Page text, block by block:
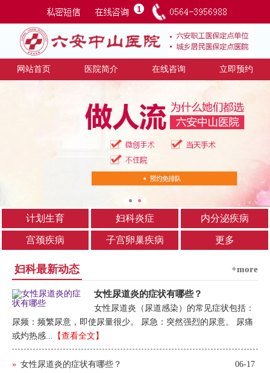
网站首页 医院简介 在线咨询 立即预约
计划生育 妇科炎症 内分泌疾病
宫颈疾病 子宫卵巢疾病 更多
妇科最新动态 +more
女性尿道炎的症状有哪些？
女性尿道炎（尿道感染）的常见症状包括：
尿频：频繁尿意，即使尿量很少。 尿急：突然强烈的尿意。 尿痛
或灼热感...
【查看全文】
06-17
» 女性尿道炎的症状有哪些？